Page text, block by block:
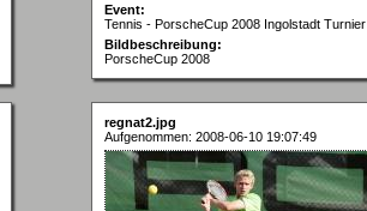
Event:
Tennis - PorscheCup 2008 Ingolstadt Turnier
Bildbeschreibung:
PorscheCup 2008
regnat2.jpg
Aufgenommen: 2008-06-10 19:07:49